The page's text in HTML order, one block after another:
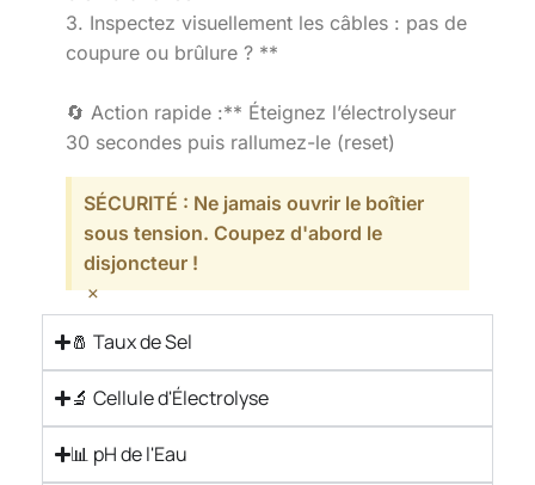
3. Inspectez visuellement les câbles : pas de
coupure ou brûlure ? **
🔄 Action rapide :** Éteignez l’électrolyseur
30 secondes puis rallumez-le (reset)
SÉCURITÉ : Ne jamais ouvrir le boîtier
sous tension. Coupez d'abord le
disjoncteur !
×
🧂 Taux de Sel
🔬 Cellule d'Électrolyse
📊 pH de l'Eau